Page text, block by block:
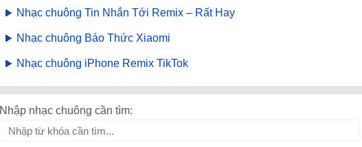
Nhạc chuông Tin Nhắn Tới Remix – Rất Hay
Nhạc chuông Báo Thức Xiaomi
Nhạc chuông iPhone Remix TikTok
Nhập nhạc chuông cần tìm: